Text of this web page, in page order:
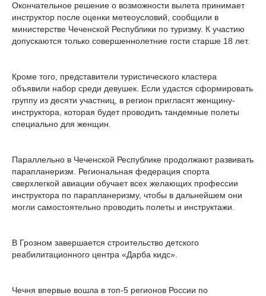
Окончательное решение о возможности вылета принимает
инструктор после оценки метеоусловий, сообщили в
министерстве Чеченской Республики по туризму. К участию
допускаются только совершеннолетние гости старше 18 лет.
Кроме того, представители туристического кластера
объявили набор среди девушек. Если удастся сформировать
группу из десяти участниц, в регион пригласят женщину-
инструктора, которая будет проводить тандемные полеты
специально для женщин.
Параллельно в Чеченской Республике продолжают развивать
парапланеризм. Региональная федерация спорта
сверхлегкой авиации обучает всех желающих профессии
инструктора по парапланеризму, чтобы в дальнейшем они
могли самостоятельно проводить полеты и инструктажи.
В Грозном завершается строительство детского
реабилитационного центра «Дарба кидс».
Чечня впервые вошла в топ-5 регионов России по